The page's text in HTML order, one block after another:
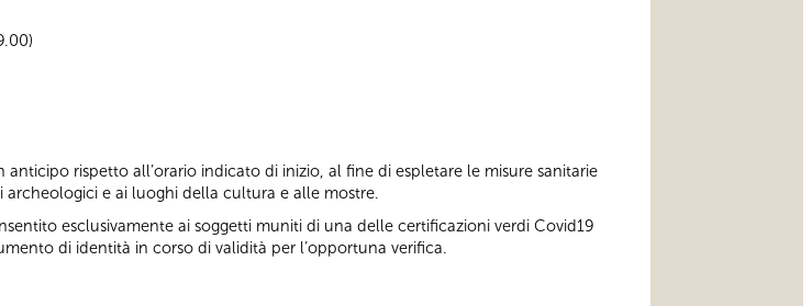
rispetto all’orario indicato di inizio, al fine di espletare le misure sanitarie
archeologici e ai luoghi della cultura e alle mostre.
esclusivamente ai soggetti muniti di una delle certificazioni verdi Covid19
di identità in corso di validità per l’opportuna verifica.